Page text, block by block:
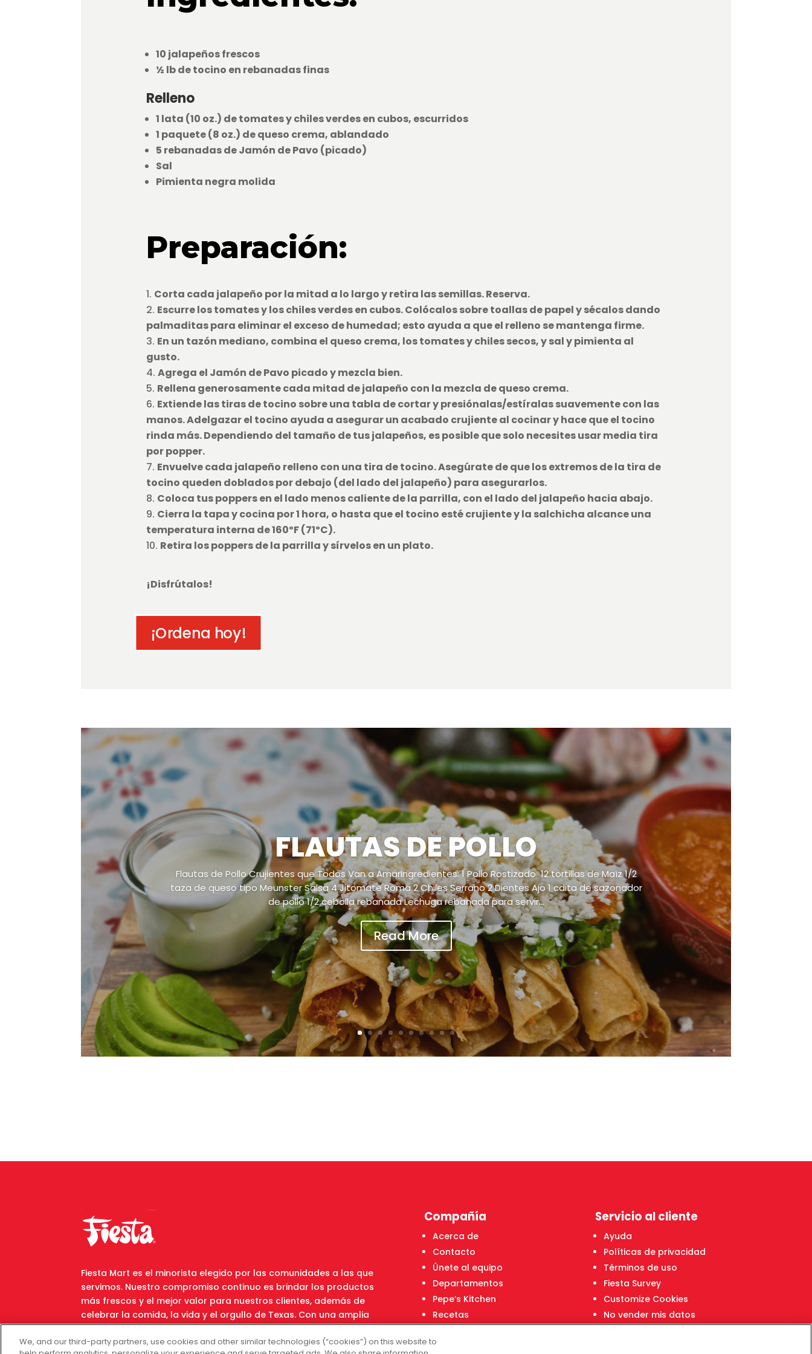
10 jalapeños frescos
½ lb de tocino en rebanadas finas
Relleno
1 lata (10 oz.) de tomates y chiles verdes en cubos, escurridos
1 paquete (8 oz.) de queso crema, ablandado
5 rebanadas de Jamón de Pavo (picado)
Sal
Pimienta negra molida
Preparación:
Corta cada jalapeño por la mitad a lo largo y retira las semillas. Reserva.
Escurre los tomates y los chiles verdes en cubos. Colócalos sobre toallas de papel y sécalos dando
palmaditas para eliminar el exceso de humedad; esto ayuda a que el relleno se mantenga firme.
En un tazón mediano, combina el queso crema, los tomates y chiles secos, y sal y pimienta al
gusto.
Agrega el Jamón de Pavo picado y mezcla bien.
Rellena generosamente cada mitad de jalapeño con la mezcla de queso crema.
Extiende las tiras de tocino sobre una tabla de cortar y presiónalas/estíralas suavemente con las
manos. Adelgazar el tocino ayuda a asegurar un acabado crujiente al cocinar y hace que el tocino
rinda más. Dependiendo del tamaño de tus jalapeños, es posible que solo necesites usar media tira
por popper.
Envuelve cada jalapeño relleno con una tira de tocino. Asegúrate de que los extremos de la tira de
tocino queden doblados por debajo (del lado del jalapeño) para asegurarlos.
Coloca tus poppers en el lado menos caliente de la parrilla, con el lado del jalapeño hacia abajo.
Cierra la tapa y cocina por 1 hora, o hasta que el tocino esté crujiente y la salchicha alcance una
temperatura interna de 160ºF (71ºC).
Retira los poppers de la parrilla y sírvelos en un plato.
¡Disfrútalos!
¡Ordena hoy!
FLAUTAS DE POLLO
Flautas de Pollo Crujientes que Todos Van a AmarIngredientes: 1 Pollo Rostizado 12 tortillas de Maíz 1/2
taza de queso tipo Meunster Salsa 4 Jitomate Roma 2 Chiles Serrano 2 Dientes Ajo 1 cdita de sazonador
de pollo 1/2 cebolla rebanada Lechuga rebanada para servir...
Read More
Fiesta Mart es el minorista elegido por las comunidades a las que
servimos. Nuestro compromiso continuo es brindar los productos
más frescos y el mejor valor para nuestros clientes, además de
celebrar la comida, la vida y el orgullo de Texas. Con una amplia
variedad de productos y precios inmejorables, Fiesta Mart asegura
que todos puedan encontrar lo que necesitan y obtener el mejor
Compañía
Acerca de
Contacto
Únete al equipo
Departamentos
Pepe’s Kitchen
Recetas
Centro Financiero Fiesta
Servicio al cliente
Ayuda
Políticas de privacidad
Términos de uso
Fiesta Survey
Customize Cookies
No vender mis datos
We, and our third-party partners, use cookies and other similar technologies (“cookies”) on this website to